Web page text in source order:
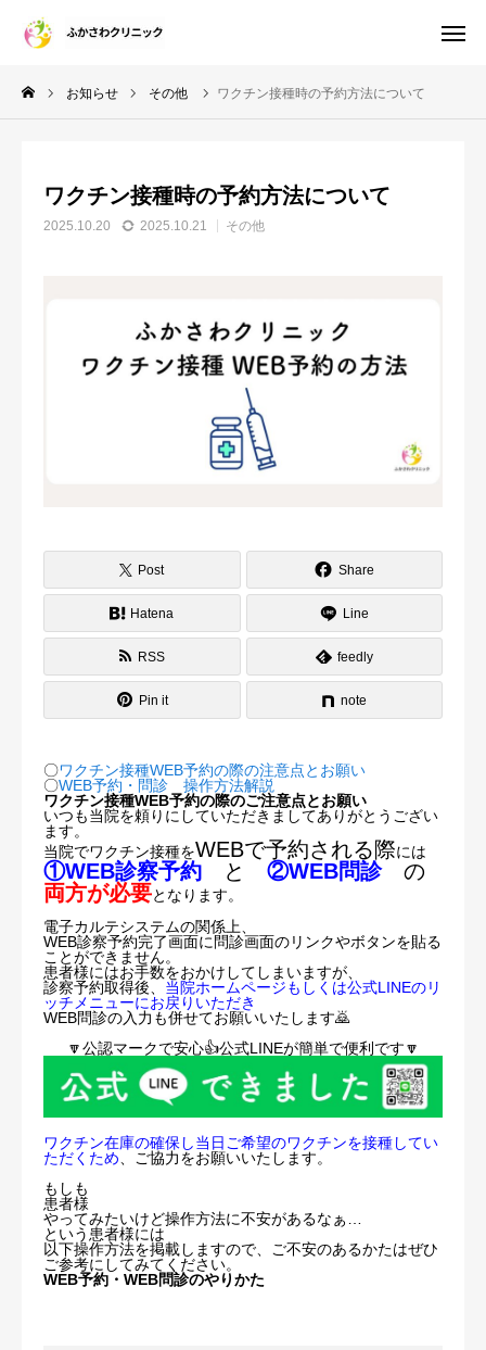
お知らせ その他 ワクチン接種時の予約方法について
ワクチン接種時の予約方法について
2025.10.20 2025.10.21 その他
Post Share
Hatena Line
RSS feedly
Pin it note
〇ワクチン接種WEB予約の際の注意点とお願い
〇WEB予約・問診 操作方法解説
ワクチン接種WEB予約の際のご注意点とお願い
いつも当院を頼りにしていただきましてありがとうござい
ます。
当院でワクチン接種をWEBで予約される際には
①WEB診察予約 と ②WEB問診の
両方が必要となります。
電子カルテシステムの関係上、
WEB診察予約完了画面に問診画面のリンクやボタンを貼る
ことができません。
患者様にはお手数をおかけしてしまいますが、
診察予約取得後、 当院ホームページもしくは公式LINEのリ
ッチメニューにお戻りいただき
WEB問診の入力も併せてお願いいたします🙇
🔽公認マークで安心👍公式LINEが簡単で便利です🔽
ワクチン在庫の確保し当日ご希望のワクチンを接種してい
ただくため 、ご協力をお願いいたします。
もしも
患者様
やってみたいけど操作方法に不安があるなぁ…
という患者様には
以下操作方法を掲載しますので、ご不安のあるかたはぜひ
ご参考にしてみてください。
WEB予約・WEB問診のやりかた
電話予約 WEB問診票
施設・設備のご案内